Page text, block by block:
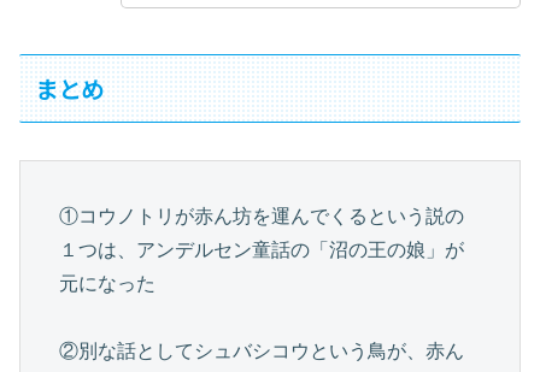
まとめ
①コウノトリが赤ん坊を運んでくるという説の
１つは、アンデルセン童話の「沼の王の娘」が
元になった
②別な話としてシュバシコウという鳥が、赤ん